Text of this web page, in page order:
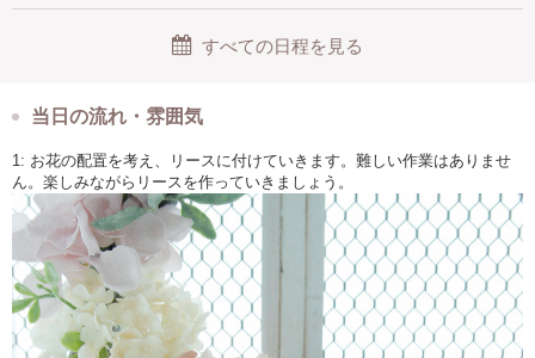
すべての日程を見る
当日の流れ・雰囲気
1: お花の配置を考え、リースに付けていきます。難しい作業はありませ
ん。楽しみながらリースを作っていきましょう。